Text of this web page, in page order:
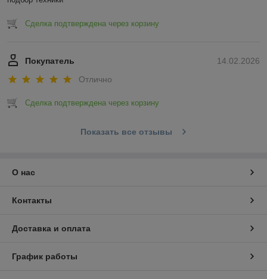
Сделка подтверждена через корзину
14.02.2026
Покупатель
Отлично
Сделка подтверждена через корзину
Показать все отзывы
О нас
Контакты
Доставка и оплата
График работы